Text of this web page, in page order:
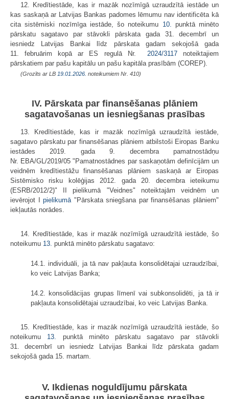
12. Kredītiestāde, kas ir mazāk nozīmīgā uzraudzītā iestāde un
kas saskaņā ar Latvijas Bankas padomes lēmumu nav identificēta kā
cita sistēmiski nozīmīga iestāde, šo noteikumu 10.
punktā minēto
pārskatu sagatavo par stāvokli pārskata gada 31. decembrī un
iesniedz Latvijas Bankai līdz pārskata gadam sekojošā gada
11. februārim kopā ar ES regulā Nr. 2024/3117noteiktajiem
pārskatiem par pašu kapitālu un pašu kapitāla prasībām (COREP).
(Grozīts ar LB 19.01.2026. noteikumiem Nr. 410)
IV. Pārskata par finansēšanas plāniem
sagatavošanas un iesniegšanas prasības
13. Kredītiestāde, kas ir mazāk nozīmīgā uzraudzītā iestāde,
sagatavo pārskatu par finansēšanas plāniem atbilstoši Eiropas Banku
iestādes 2019. gada 9. decembra pamatnostādņu
Nr. EBA/GL/2019/05 "Pamatnostādnes par saskaņotām definīcijām un
veidnēm kredītiestāžu finansēšanas plāniem saskaņā ar Eiropas
Sistēmisko risku kolēģijas 2012. gada 20. decembra ieteikumu
(ESRB/2012/2)" II pielikumā "Veidnes" noteiktajām veidnēm un
ievērojot Ipielikumā"Pārskata sniegšana par finansēšanas plāniem"
iekļautās norādes.
14. Kredītiestāde, kas ir mazāk nozīmīgā uzraudzītā iestāde, šo
noteikumu 13. punktā minēto pārskatu sagatavo:
14.1. individuāli, ja tā nav pakļauta konsolidētajai uzraudzībai,
ko veic Latvijas Banka;
14.2. konsolidācijas grupas līmenī vai subkonsolidēti, ja tā ir
pakļauta konsolidētajai uzraudzībai, ko veic Latvijas Banka.
15. Kredītiestāde, kas ir mazāk nozīmīgā uzraudzītā iestāde, šo
noteikumu 13. punktā minēto pārskatu sagatavo par stāvokli
31. decembrī un iesniedz Latvijas Bankai līdz pārskata gadam
sekojošā gada 15. martam.
V. Ikdienas noguldījumu pārskata